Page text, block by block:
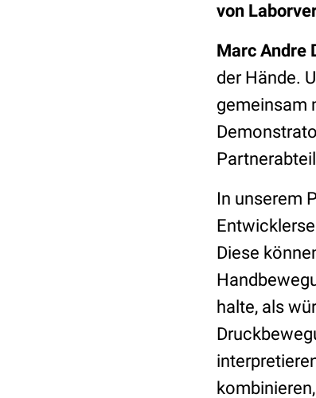
von
Marc Andre
der Hände.
gemeinsam
In unserem
Diese
halte, als